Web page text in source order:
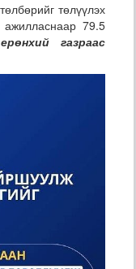
төлүүлэх
ажилласнаар 79.5
газраас